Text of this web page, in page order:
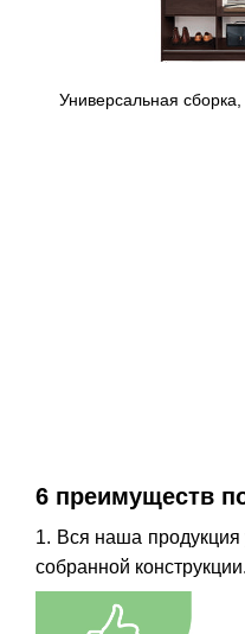
Универсальная
6 преимуществ
1. Вся наша продукция
собранной конструкции.